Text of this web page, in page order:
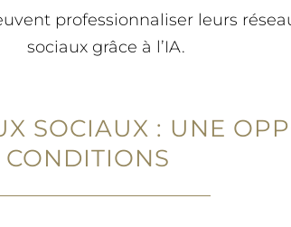
professionnaliser leurs
sociaux grâce à l’IA.
SOCIAUX : UNE
CONDITIONS